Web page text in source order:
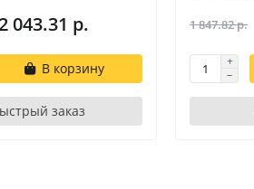
043.31 р.
В корзину
заказ
1 847.82 р.